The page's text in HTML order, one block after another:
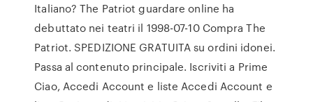
Italiano? The Patriot guardare online ha
debuttato nei teatri il 1998-07-10 Compra The
Patriot. SPEDIZIONE GRATUITA su ordini idonei.
Passa al contenuto principale. Iscriviti a Prime
Ciao, Accedi Account e liste Accedi Account e